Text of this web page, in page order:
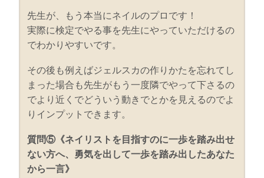
先生が、もう本当にネイルのプロです！
実際に検定でやる事を先生にやっていただけるの
でわかりやすいです。
その後も例えばジェルスカの作りかたを忘れてし
まった場合も先生がもう一度隣でやって下さるの
でより近くでどういう動きでとかを見えるのでよ
りインプットできます。
質問⑤《ネイリストを目指すのに一歩を踏み出せ
ない方へ、勇気を出して一歩を踏み出したあなた
から一言》